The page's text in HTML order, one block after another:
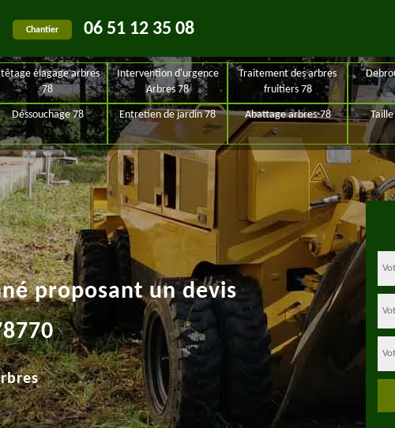
Chantier 06 51 12 35 08
élagage arbres
78
Intervention d'urgence
Arbres 78
Traitement des arbres
fruitiers 78
Déssouchage 78 Entretien de jardin 78 Abattage arbres-78
proposant un devis